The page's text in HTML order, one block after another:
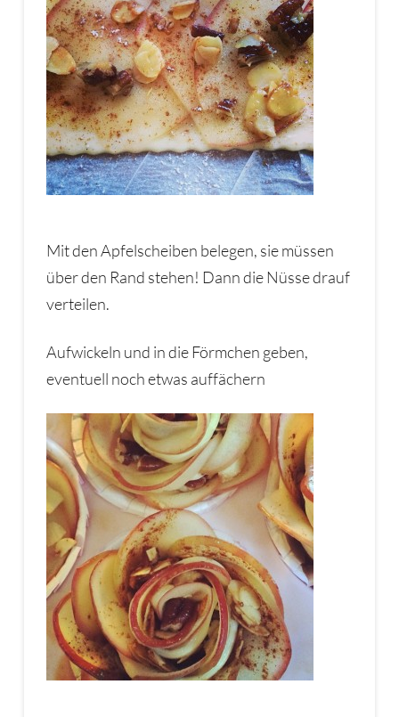
Mit den Apfelscheiben belegen, sie müssen
über den Rand stehen! Dann die Nüsse drauf
verteilen.
Aufwickeln und in die Förmchen geben,
eventuell noch etwas auffächern